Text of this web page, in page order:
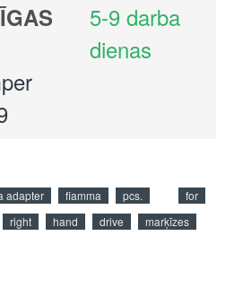
5-9 darba
dienas
adapter fiamma pcs.
for
right hand drive
marķīzes